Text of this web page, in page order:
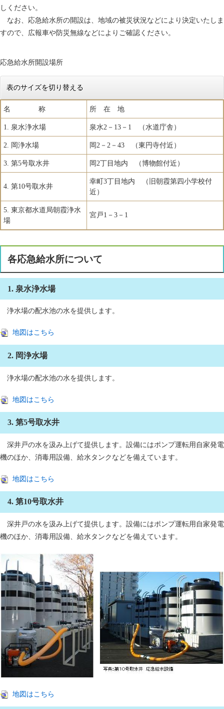
しください。
なお、応急給水所の開設は、地域の被災状況などにより決定いたしま
すので、広報車や防災無線などによりご確認ください。
応急給水所開設場所
表のサイズを切り替える
名 称 所 在 地
1. 泉水浄水場 泉水2－13－1 （水道庁舎）
2. 岡浄水場 岡2－2－43 （東円寺付近）
3. 第5号取水井 岡2丁目地内 （博物館付近）
4. 第10号取水井
幸町3丁目地内 （旧朝霞第四小学校付
近）
​​5. 東京都水道局朝霞浄水
場
宮戸1－3－1
各応急給水所について
1. 泉水浄水場
浄水場の配水池の水を提供します。
地図はこちら
2. 岡浄水場
浄水場の配水池の水を提供します。
地図はこちら
3. 第5号取水井
深井戸の水を汲み上げて提供します。設備にはポンプ運転用自家発電
機のほか、消毒用設備、給水タンクなどを備えています。
地図はこちら
4. 第10号取水井
深井戸の水を汲み上げて提供します。設備にはポンプ運転用自家発電
機のほか、消毒用設備、給水タンクなどを備えています。
地図はこちら